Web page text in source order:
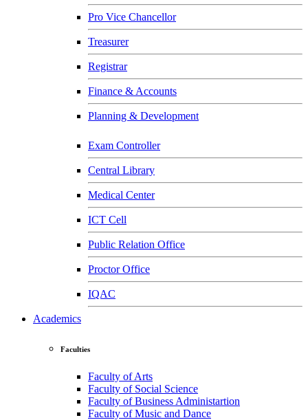
Pro Vice Chancellor
Treasurer
Registrar
Finance & Accounts
Planning & Development
Exam Controller
Central Library
Medical Center
ICT Cell
Public Relation Office
Proctor Office
IQAC
Academics
Faculties
Faculty of Arts
Faculty of Social Science
Faculty of Business Administartion
Faculty of Music and Dance